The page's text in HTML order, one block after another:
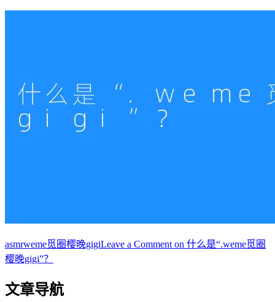
asmrweme觅圈樱晚gigiLeave a Comment on 什么是“.weme觅圈
樱晚gigi”？
文章导航